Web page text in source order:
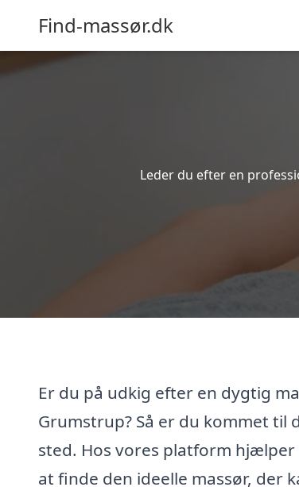
Find-massør.dk
Leder du efter en
Er du på udkig efter en dygtig
Grumstrup? Så er du kommet til
sted. Hos vores platform hjælper
at finde den ideelle massør, der